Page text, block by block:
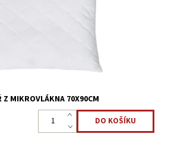
Z MIKROVLÁKNA 70X90CM